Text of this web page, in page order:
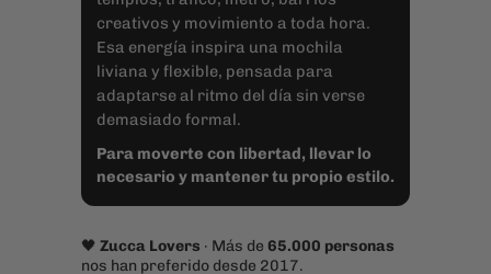
necesario y mantener tu propio estilo.
🖤Zucca Lovers· Más de65.000 personas
nos han preferido desde 2017.
VERDE PARA NOTEBOOK
17" | LIVIANA Y MODERNA
Para moverte liviano con un estilo
urbano y relajado.